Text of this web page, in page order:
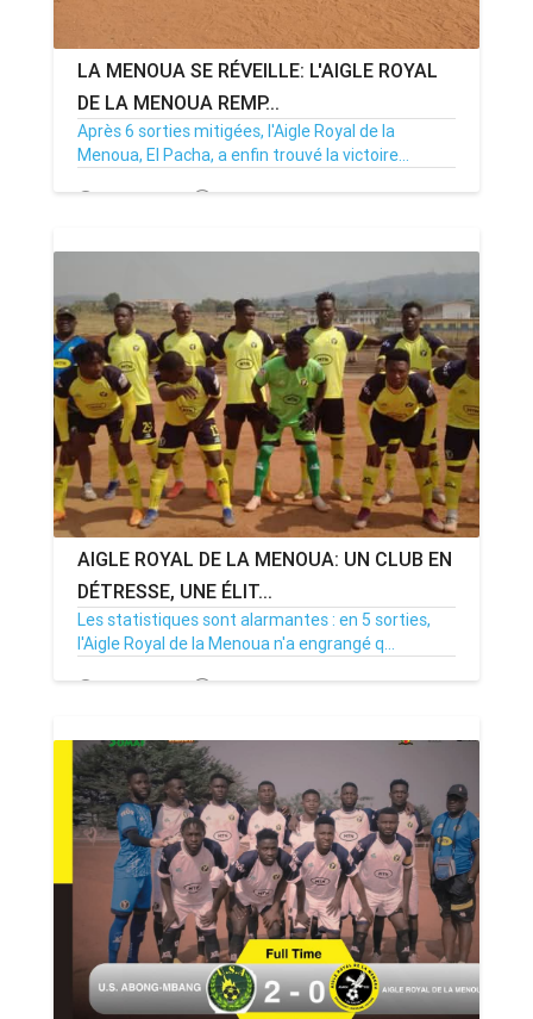
LA MENOUA SE RÉVEILLE: L'AIGLE ROYAL
DE LA MENOUA REMP...
Après 6 sorties mitigées, l'Aigle Royal de la
Menoua, El Pacha, a enfin trouvé la victoire...
26/01/25 Par MenouActu 0
AIGLE ROYAL DE LA MENOUA: UN CLUB EN
DÉTRESSE, UNE ÉLIT...
Les statistiques sont alarmantes : en 5 sorties,
l'Aigle Royal de la Menoua n'a engrangé q...
12/01/25 Par MenouActu 0